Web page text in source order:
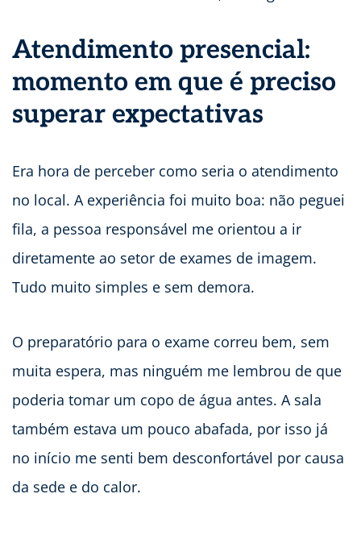
Atendimento presencial:
momento em que é preciso
superar expectativas
Era hora de perceber como seria o atendimento
no local. A experiência foi muito boa: não peguei
fila, a pessoa responsável me orientou a ir
diretamente ao setor de exames de imagem.
Tudo muito simples e sem demora.
O preparatório para o exame correu bem, sem
muita espera, mas ninguém me lembrou de que
poderia tomar um copo de água antes. A sala
também estava um pouco abafada, por isso já
no início me senti bem desconfortável por causa
da sede e do calor.